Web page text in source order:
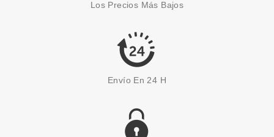
33.99€
Los Precios Más Bajos
Envío En 24 H